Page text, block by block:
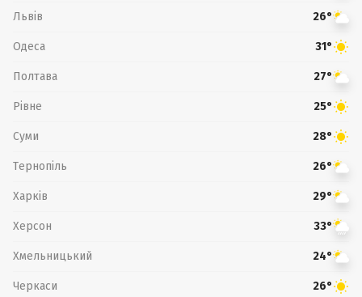
Львів 26°
Одеса 31°
Полтава 27°
Рівне 25°
Суми 28°
Тернопіль 26°
Харків 29°
Херсон 33°
Хмельницький 24°
Черкаси 26°